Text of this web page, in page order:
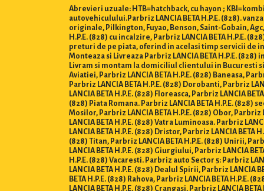
Abrevieri uzuale: HTB=hatchback, cu hayon ;
autovehiculului.Parbriz LANCIA BETA H.P.E. (828).
originale, Pilkington, Fuyao, Benson, Saint-Gobain, Agc,
H.P.E. (828) cu incalzire, Parbriz LANCIA BETA H.P.E.
preturi de pe piata, oferind in acelasi timp servicii de
Monteaza si Livreaza Parbriz LANCIA BETA H.P.E.
Livram si montam la domiciliul clientului in Bucuresti si
Aviatiei, Parbriz LANCIA BETA H.P.E. (828) Baneasa,
Parbriz LANCIA BETA H.P.E. (828) Dorobanti, Parbriz
LANCIA BETA H.P.E. (828) Floreasca, Parbriz LANCIA
(828) Piata Romana. Parbriz LANCIA BETA H.P.E. (828)
Mosilor, Parbriz LANCIA BETA H.P.E. (828) Obor, Parbriz
LANCIA BETA H.P.E. (828) Vatra Luminoasa. Parbriz
LANCIA BETA H.P.E. (828) Dristor, Parbriz LANCIA BETA
(828) Titan, Parbriz LANCIA BETA H.P.E. (828) Unirii,
LANCIA BETA H.P.E. (828) Giurgiului, Parbriz LANCIA
H.P.E. (828) Vacaresti. Parbriz auto Sector 5: Parbriz
LANCIA BETA H.P.E. (828) Dealul Spirii, Parbriz LANCIA
BETA H.P.E. (828) Rahova, Parbriz LANCIA BETA
LANCIA BETA H.P.E. (828) Crangasi, Parbriz LANCIA